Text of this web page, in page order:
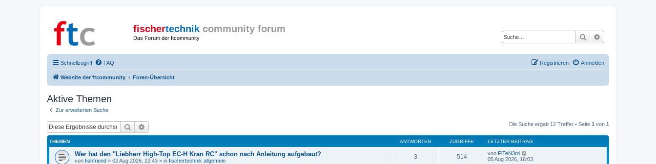
fischertechnik community forum
Das Forum der ftcommunity Suche
Schnellzugriff FAQ Anmelden
Registrieren
Website der ftcommunity Foren-Übersicht
Aktive Themen
Zur erweiterten Suche
Suche Die Suche ergab 12 Treffer • Seite 1 von 1
THEMEN ANTWORTEN ZUGRIFFE LETZTER BEITRAG
Wer hat den "Liebherr High-Top EC-H Kran RC" schon nach Anleitung aufgebaut?
von fishfriend » 02 Aug 2026, 22:43 » in fischertechnik allgemein
3 514 von FiTeN3rd
05 Aug 2026, 16:03